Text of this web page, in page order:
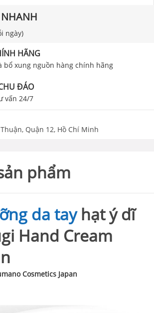
ngày)
HÃNG
bổ xung nguồn hàng chính hãng
ĐÁO
vấn 24/7
Quận 12, Hồ Chí Minh
phẩm
da tayhạt ý dĩ
Hand Cream
Cosmetics Japan